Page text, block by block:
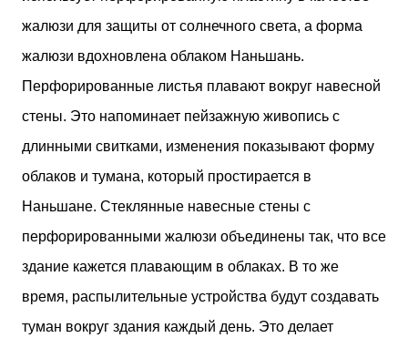
жалюзи для защиты от солнечного света, а форма
жалюзи вдохновлена ​​облаком Наньшань.
Перфорированные листья плавают вокруг навесной
стены. Это напоминает пейзажную живопись с
длинными свитками, изменения показывают форму
облаков и тумана, который простирается в
Наньшане. Стеклянные навесные стены с
перфорированными жалюзи объединены так, что все
здание кажется плавающим в облаках. В то же
время, распылительные устройства будут создавать
туман вокруг здания каждый день. Это делает